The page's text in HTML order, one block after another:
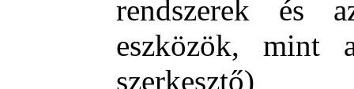
rendszerek és
eszközök, mint
szerkesztő)